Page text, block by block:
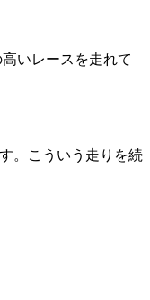
いレースを走れて
。こういう走りを続